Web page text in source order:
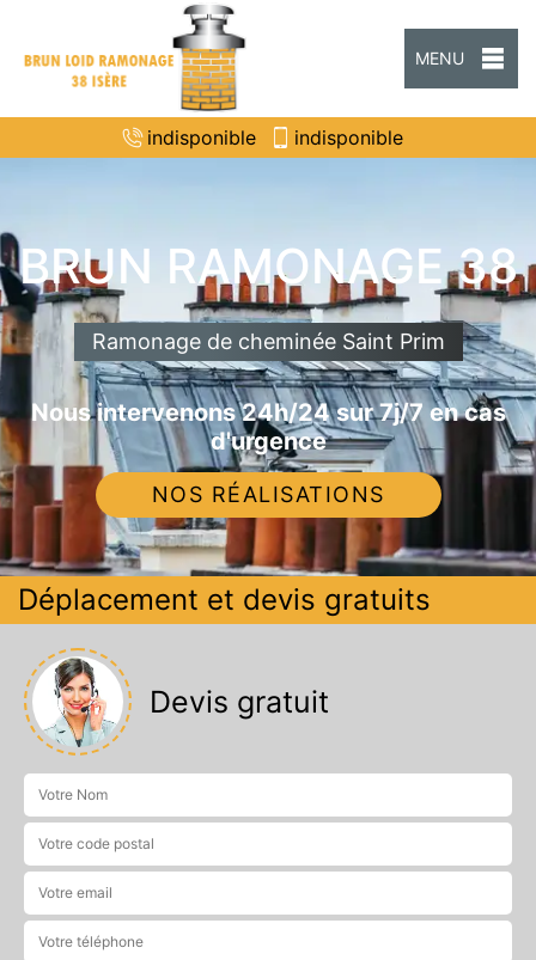
MENU
indisponible indisponible
BRUN RAMONAGE 38
Ramonage de cheminée Saint Prim
Nous intervenons 24h/24 sur 7j/7 en cas
d'urgence
NOS RÉALISATIONS
Déplacement et devis gratuits
Devis gratuit